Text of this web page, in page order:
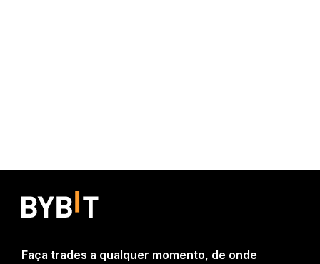
Faça trades a qualquer momento, de onde